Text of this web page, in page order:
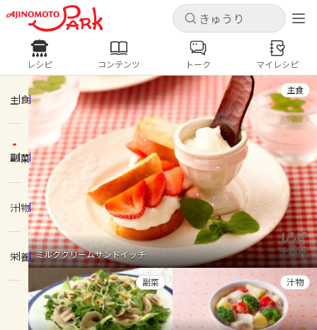
キャンセル
ログインするとレシピを保存できます
ログイン 新規登録
ホーム
コンテンツ
レシピ
トーク
よくあるお問い合わせ
キャンセル
レシピ コンテンツ
人気の食材・レシピ
きゅうり なす トマト
とうもろこし
ピーマン
みょうが ゴーヤ
レシピ コンテンツ トーク マイレシピ
主食
副菜
汁物
栄養 ミルククリームサンドイッチ
主食
副菜 汁物